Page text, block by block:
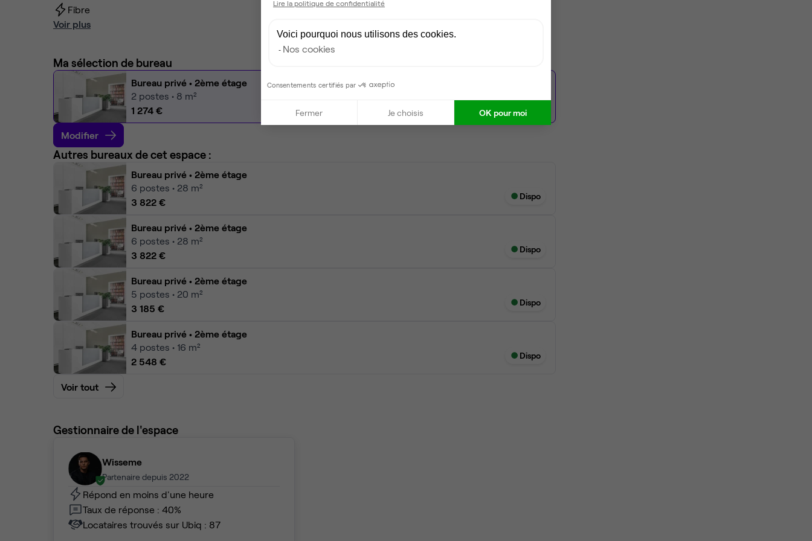
Fibre
Ménage
Voir plus
Ma sélection de bureau
Bureau privé • 2ème étage
2 postes • 8 m²
1 274 €
Modifier
Autres bureaux de cet espace :
Bureau privé • 2ème étage
6 postes • 28 m²
3 822 €
Dispo
Bureau privé • 2ème étage
6 postes • 28 m²
3 822 €
Dispo
Bureau privé • 2ème étage
5 postes • 20 m²
3 185 €
Dispo
Bureau privé • 2ème étage
4 postes • 16 m²
2 548 €
Dispo
Voir tout
Gestionnaire de l'espace
Wisseme
Partenaire depuis 2022
Répond en moins d'une heure
Taux de réponse : 40%
Locataires trouvés sur Ubiq : 87
Lire la politique de confidentialité
Voici pourquoi nous utilisons des cookies.
Nos cookies
Consentements certifiés par
Fermer Je choisis OK pour moi